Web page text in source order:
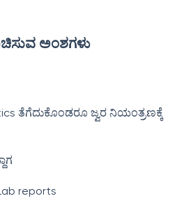
ಅಂಶಗಳು
ತೆಗೆದುಕೊಂಡರೂ ಜ್ವರ ನಿಯಂತ್ರಣಕ್ಕೆ
reports